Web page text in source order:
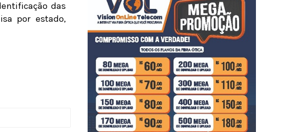
das
por estado,